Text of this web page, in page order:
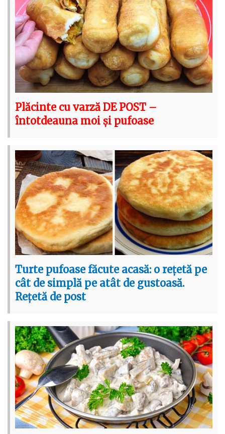
Plăcinte cu varză DE POST –
întotdeauna moi și pufoase
Turte pufoase făcute acasă: o rețetă pe
cât de simplă pe atât de gustoasă.
Rețetă de post